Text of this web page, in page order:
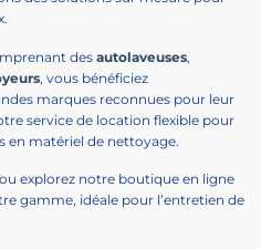
des autolaveuses,
, vous bénéficiez
marques reconnues pour leur
service de location flexible pour
en matériel de nettoyage.
explorez notre boutique en ligne
gamme, idéale pour l’entretien de